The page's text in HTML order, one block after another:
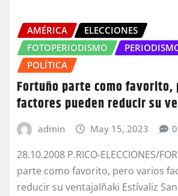
AMÉRICA
ELECCIONES
FOTOPERIODISMO
POLÍTICA
Fortuño parte como favorito,
factores pueden reducir su
admin May 15, 2023 0
28.10.2008 P.RICO-ELECCIONES/
parte como favorito, pero varios
reducir su ventajaIñaki Estívaliz